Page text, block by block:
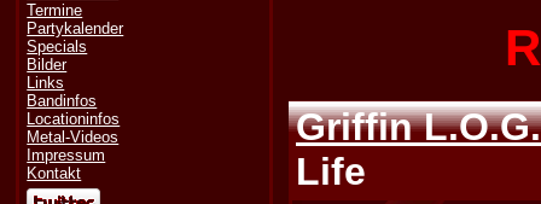
Termine
Partykalender
Specials
Bilder
Links
Bandinfos
Locationinfos
Metal-Videos
Impressum
Kontakt
Griffin L.O.G.
Life